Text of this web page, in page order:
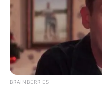
BRAINBERRIES